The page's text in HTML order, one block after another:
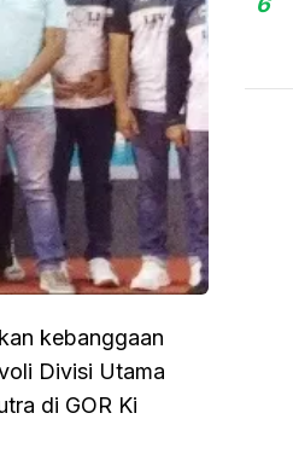
kebanggaan
Divisi Utama
di GOR Ki